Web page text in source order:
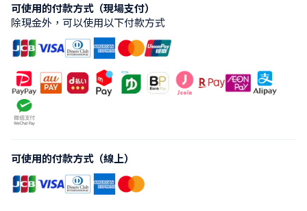
可使用的付款方式（現場支付）
除現金外，可以使用以下付款方式
可使用的付款方式（線上）